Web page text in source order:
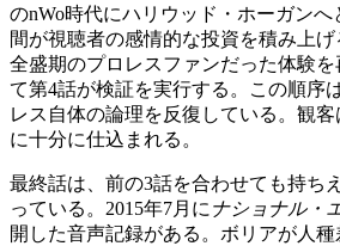
のnWo時代にハリウッド・ホーガン
間が視聴者の感情的な投資を積み上
全盛期のプロレスファンだった体験
て第4話が検証を実行する。この順序
レス自体の論理を反復している。観
に十分に仕込まれる。
最終話は、前の3話を合わせても持ち
っている。2015年7月に ナショナル・
開した音声記録がある。ボリアが人